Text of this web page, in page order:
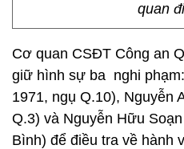
quan
Cơ quan CSĐT Công an
giữ hình sự ba nghi
1971, ngụ Q.10), Nguyễn
Q.3) và Nguyễn Hữu
Bình) để điều tra về hành